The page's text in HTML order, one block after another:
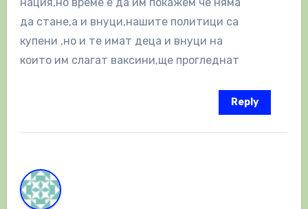
да стане,а и внуци,нашите политици са
купени ,но и те имат деца и внуци на
които им слагат ваксини,ще прогледнат
Reply